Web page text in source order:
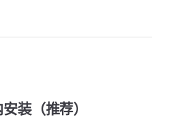
装（推荐）